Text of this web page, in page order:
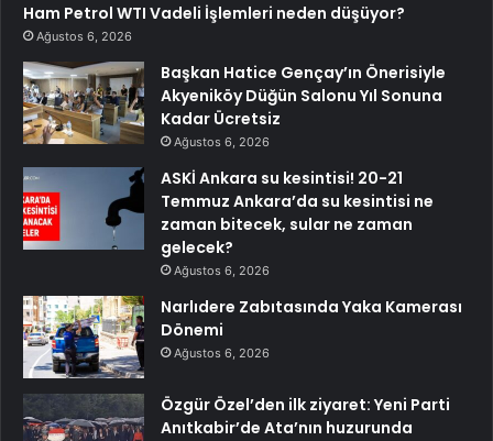
Ham Petrol WTI Vadeli İşlemleri neden düşüyor?
Ağustos 6, 2026
Başkan Hatice Gençay’ın Önerisiyle
Akyeniköy Düğün Salonu Yıl Sonuna
Kadar Ücretsiz
Ağustos 6, 2026
ASKİ Ankara su kesintisi! 20-21
Temmuz Ankara’da su kesintisi ne
zaman bitecek, sular ne zaman
gelecek?
Ağustos 6, 2026
Narlıdere Zabıtasında Yaka Kamerası
Dönemi
Ağustos 6, 2026
Özgür Özel’den ilk ziyaret: Yeni Parti
Anıtkabir’de Ata’nın huzurunda